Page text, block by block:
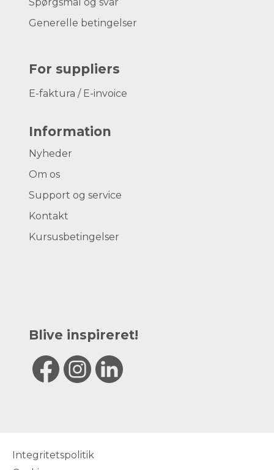
Generelle betingelser
For suppliers
E-faktura / E-invoice
Information
Nyheder
Om os
Support og service
Kontakt
Kursusbetingelser
Blive inspireret!
Integritetspolitik